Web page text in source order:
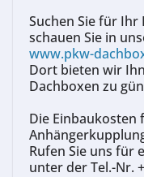
Suchen Sie für Ihr
schauen Sie in
www.pkw-
Dort bieten wir
Dachboxen zu
Die Einbaukosten
Rufen Sie uns für
unter der Tel.-Nr.